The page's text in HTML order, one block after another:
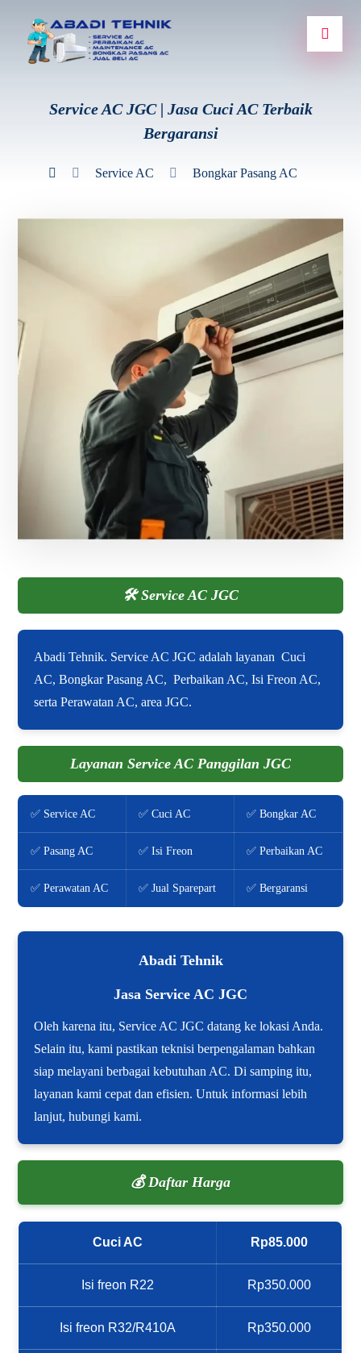
Service AC JGC | Jasa Cuci AC Terbaik
Bergaransi
Service AC Bongkar Pasang AC
🛠️Service AC JGC
Abadi Tehnik. Service AC JGC adalah layanan Cuci
AC, Bongkar Pasang AC, Perbaikan AC, Isi Freon AC,
serta Perawatan AC, area JGC.
Layanan Service AC Panggilan JGC
✅ Service AC ✅ Cuci AC ✅ Bongkar AC
✅ Pasang AC ✅ Isi Freon ✅ Perbaikan AC
✅ Perawatan AC ✅ Jual Sparepart ✅ Bergaransi
Abadi Tehnik
Jasa Service AC JGC
Oleh karena itu, Service AC JGC datang ke lokasi Anda.
Selain itu, kami pastikan teknisi berpengalaman bahkan
siap melayani berbagai kebutuhan AC. Di samping itu,
layanan kami cepat dan efisien. Untuk informasi lebih
lanjut, hubungi kami.
💰 Daftar Harga
Cuci AC Rp85.000
Isi freon R22 Rp350.000
Isi freon R32/R410A Rp350.000